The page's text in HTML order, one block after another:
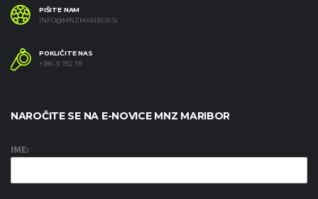
PIŠITE NAM
INFO@MNZMARIBOR.SI
POKLIČITE NAS
+386 31 782 191
NAROČITE SE NA E-NOVICE MNZ MARIBOR
IME: